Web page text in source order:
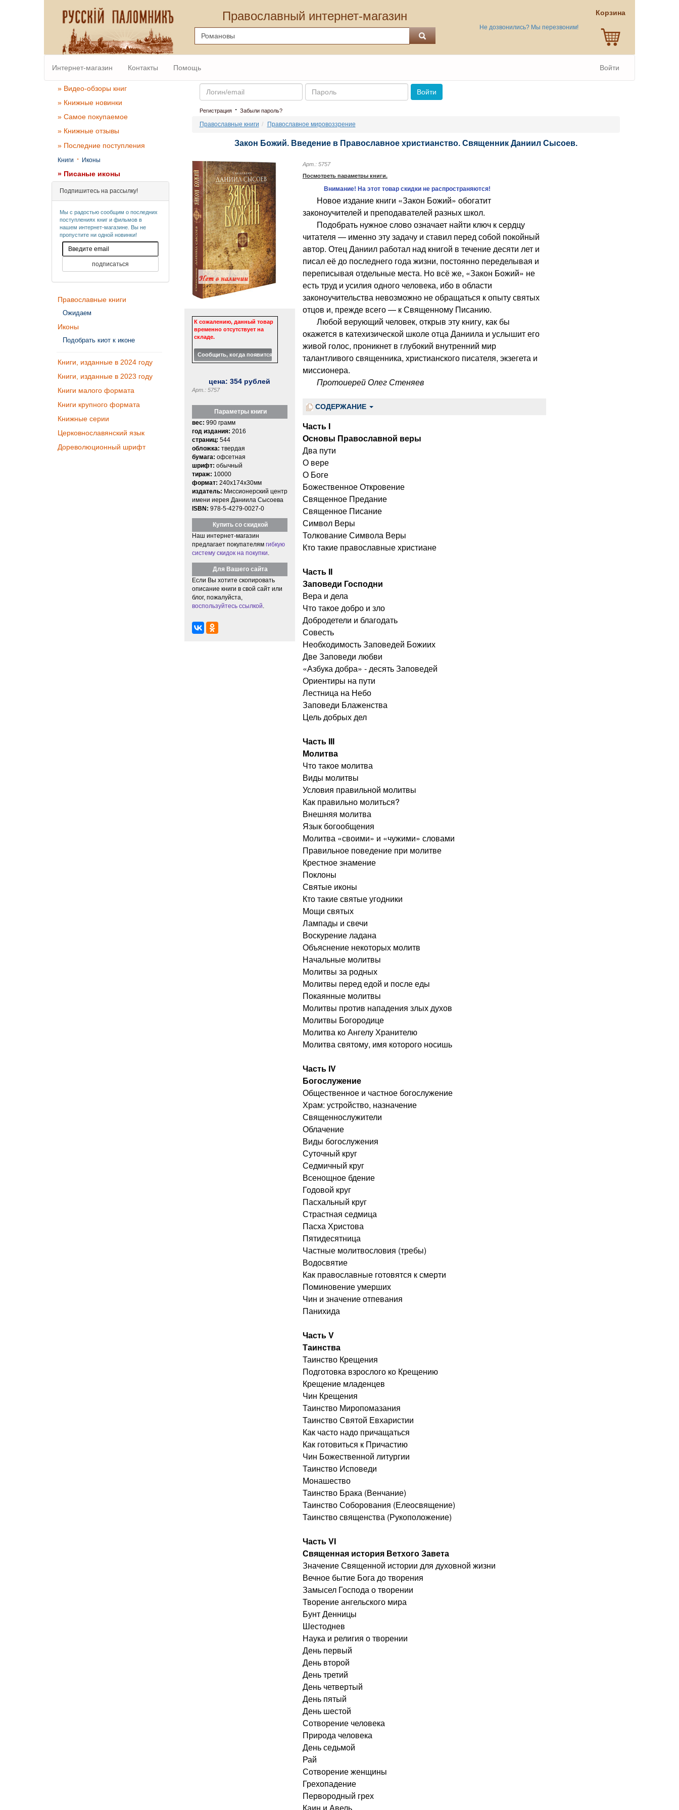
Православный интернет-магазин
Не дозвонились? Мы перезвоним!
Корзина
Интернет-магазин Контакты Помощь Войти
» Видео-обзоры книг
» Книжные новинки
» Самое покупаемое
» Книжные отзывы
» Последние поступления
Книги · Иконы
» Писаные иконы
Подпишитесь на рассылку!
Мы с радостью сообщим о последних
поступлениях книг и фильмов в
нашем интернет-магазине. Вы не
пропустите ни одной новинки!
Православные книги
Ожидаем
Иконы
Подобрать киот к иконе
Книги, изданные в 2024 году
Книги, изданные в 2023 году
Книги малого формата
Книги крупного формата
Книжные серии
Церковнославянский язык
Дореволюционный шрифт
Email Пароль
Войти
Регистрация· Забыли пароль?
Православные книги Православное мировоззрение
Закон Божий. Введение в Православное христианство. Священник Даниил Сысоев.
К сожалению, данный товар
временно отсутствует на
складе.
цена:354 рублей
Арт.: 5757
Параметры книги
вес: 990 грамм
год издания: 2016
страниц: 544
обложка: твердая
бумага: офсетная
шрифт: обычный
тираж: 10000
формат: 240x174x30мм
издатель: Миссионерский центр
имени иерея Даниила Сысоева
ISBN: 978-5-4279-0027-0
Купить со скидкой
Наш интернет-магазин
предлагает покупателям гибкую
систему скидок на покупки
Для Вашего сайта
Если Вы хотите скопировать
описание книги в свой сайт или
блог, пожалуйста,
воспользуйтесь ссылкой
Арт.: 5757
Посмотреть параметры книги.
Внимание! На этот товар скидки не распространяются!
Новое издание книги «Закон Божий» обогатит
законоучителей и преподавателей разных школ.
Подобрать нужное слово означает найти ключ к сердцу
читателя — именно эту задачу и ставил перед собой покойный
автор. Отец Даниил работал над книгой в течение десяти лет и
писал её до последнего года жизни, постоянно переделывая и
переписывая отдельные места. Но всё же, «Закон Божий» не
есть труд и усилия одного человека, ибо в области
законоучительства невозможно не обращаться к опыту святых
отцов и, прежде всего — к Священному Писанию.
Любой верующий человек, открыв эту книгу, как бы
окажется в катехизической школе отца Даниила и услышит его
живой голос, проникнет в глубокий внутренний мир
талантливого священника, христианского писателя, экзегета и
миссионера.
Протоиерей Олег Стеняев
СОДЕРЖАНИЕ
Часть I
Основы Православной веры
Два пути
О вере
О Боге
Божественное Откровение
Священное Предание
Священное Писание
Символ Веры
Толкование Символа Веры
Кто такие православные христиане
Часть II
Заповеди Господни
Вера и дела
Что такое добро и зло
Добродетели и благодать
Совесть
Необходимость Заповедей Божиих
Две Заповеди любви
«Азбука добра» - десять Заповедей
Ориентиры на пути
Лестница на Небо
Заповеди Блаженства
Цель добрых дел
Часть III
Молитва
Что такое молитва
Виды молитвы
Условия правильной молитвы
Как правильно молиться?
Внешняя молитва
Язык богообщения
Молитва «своими» и «чужими» словами
Правильное поведение при молитве
Крестное знамение
Поклоны
Святые иконы
Кто такие святые угодники
Мощи святых
Лампады и свечи
Воскурение ладана
Объяснение некоторых молитв
Начальные молитвы
Молитвы за родных
Молитвы перед едой и после еды
Покаянные молитвы
Молитвы против нападения злых духов
Молитвы Богородице
Молитва ко Ангелу Хранителю
Молитва святому, имя которого носишь
Часть IV
Богослужение
Общественное и частное богослужение
Храм: устройство, назначение
Священнослужители
Облачение
Виды богослужения
Суточный круг
Седмичный круг
Всенощное бдение
Годовой круг
Пасхальный круг
Страстная седмица
Пасха Христова
Пятидесятница
Частные молитвословия (требы)
Водосвятие
Как православные готовятся к смерти
Поминовение умерших
Чин и значение отпевания
Панихида
Часть V
Таинства
Таинство Крещения
Подготовка взрослого ко Крещению
Крещение младенцев
Чин Крещения
Таинство Миропомазания
Таинство Святой Евхаристии
Как часто надо причащаться
Как готовиться к Причастию
Чин Божественной литургии
Таинство Исповеди
Монашество
Таинство Брака (Венчание)
Таинство Соборования (Елеосвящение)
Таинство священства (Рукоположение)
Часть VI
Священная история Ветхого Завета
Значение Священной истории для духовной жизни
Вечное бытие Бога до творения
Замысел Господа о творении
Творение ангельского мира
Бунт Денницы
Шестоднев
Наука и религия о творении
День первый
День второй
День третий
День четвертый
День пятый
День шестой
Сотворение человека
Природа человека
День седьмой
Рай
Сотворение женщины
Грехопадение
Первородный грех
Каин и Авель